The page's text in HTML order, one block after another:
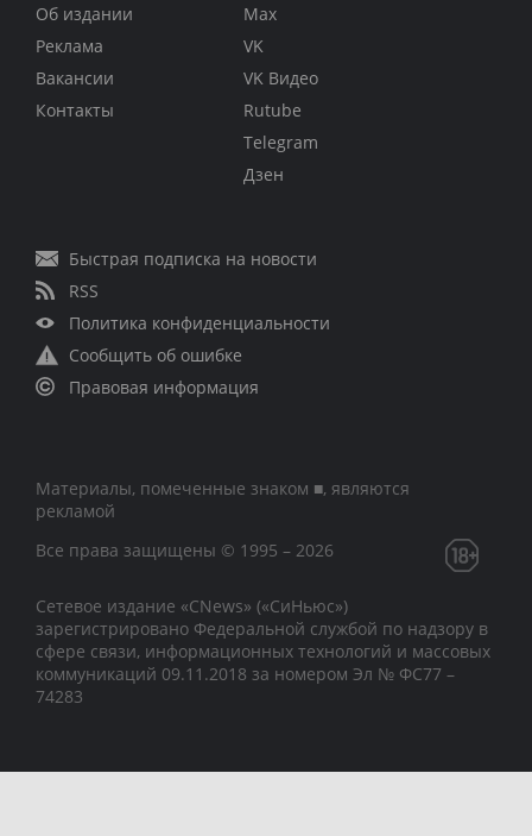
Об издании
Реклама
Вакансии
Контакты
Max
VK
VK Видео
Rutube
Telegram
Дзен
Быстрая подписка на новости
RSS
Политика конфиденциальности
Сообщить об ошибке
Правовая информация
Материалы, помеченные знаком ■, являются
рекламой
Все права защищены © 1995 – 2026
Сетевое издание «CNews» («СиНьюс»)
зарегистрировано Федеральной службой по надзору в
сфере связи, информационных технологий и массовых
коммуникаций 09.11.2018 за номером Эл № ФС77 –
74283